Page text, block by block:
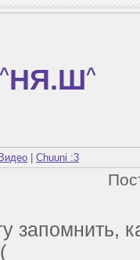
^НЯ.Ш^
Видео Chuuni :3
запомнить,